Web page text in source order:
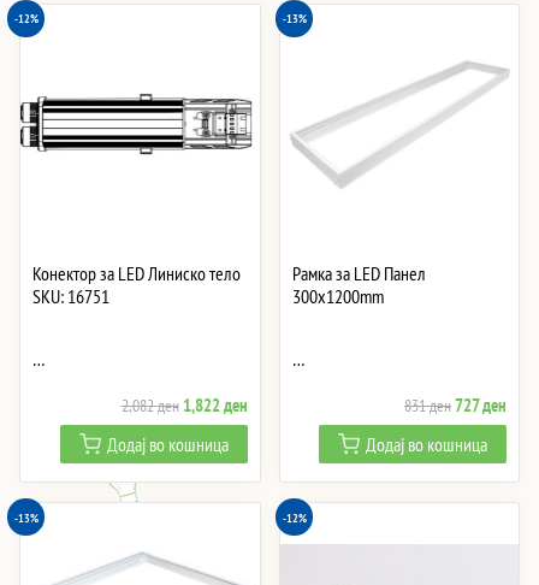
-12%
Конектор за LED Линиско тело
SKU: 16751
…
2,082ден Original
price
was:
2,082 ден.
1,822денCurrent
price
is:
1,822 ден.
Додај во кошница
-13%
Рамка за LED Панел
300x1200mm
…
831денOriginal
price
was:
831 ден.
727ден
price
is:
727
Додај во кошница
-13% -12%